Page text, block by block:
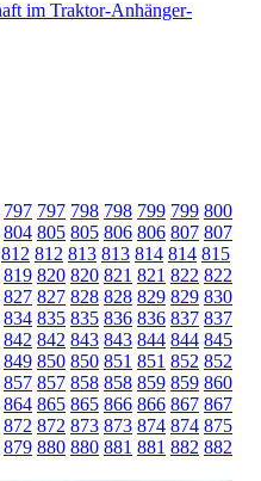
797 797 798 798 799 799 800
804 805 805 806 806 807 807
812 812 813 813 814 814 815
819 820 820 821 821 822 822
827 827 828 828 829 829 830
834 835 835 836 836 837 837
842 842 843 843 844 844 845
849 850 850 851 851 852 852
857 857 858 858 859 859 860
864 865 865 866 866 867 867
872 872 873 873 874 874 875
879 880 880 881 881 882 882